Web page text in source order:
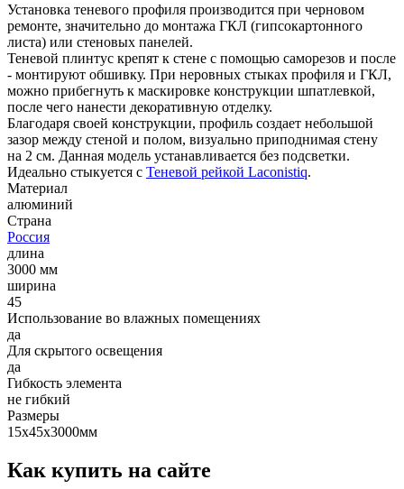
Установка теневого профиля производится при черновом
ремонте, значительно до монтажа ГКЛ (гипсокартонного
листа) или стеновых панелей.
Теневой плинтус крепят к стене с помощью саморезов и после
- монтируют обшивку. При неровных стыках профиля и ГКЛ,
можно прибегнуть к маскировке конструкции шпатлевкой,
после чего нанести декоративную отделку.
Благодаря своей конструкции, профиль создает небольшой
зазор между стеной и полом, визуально приподнимая стену
на 2 см. Данная модель устанавливается без подсветки.
Идеально стыкуется с Теневой рейкой Laconistiq.
Материал
алюминий
Страна
Россия
длина
3000 мм
ширина
45
Использование во влажных помещениях
да
Для скрытого освещения
да
Гибкость элемента
не гибкий
Размеры
15х45х3000мм
Как купить на сайте